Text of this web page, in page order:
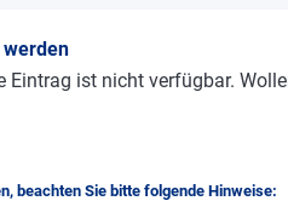
Eintrag ist nicht verfügbar.
beachten Sie bitte folgende Hinweise: